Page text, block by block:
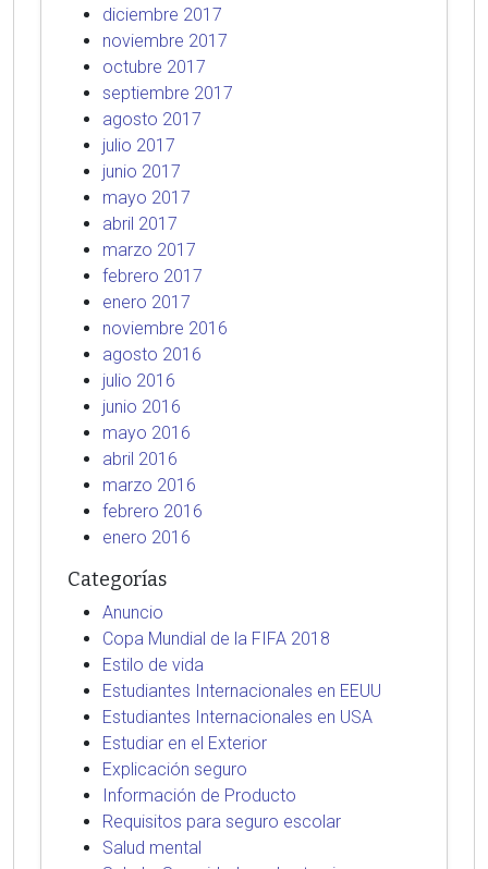
diciembre 2017
noviembre 2017
octubre 2017
septiembre 2017
agosto 2017
julio 2017
junio 2017
mayo 2017
abril 2017
marzo 2017
febrero 2017
enero 2017
noviembre 2016
agosto 2016
julio 2016
junio 2016
mayo 2016
abril 2016
marzo 2016
febrero 2016
enero 2016
Categorías
Anuncio
Copa Mundial de la FIFA 2018
Estilo de vida
Estudiantes Internacionales en EEUU
Estudiantes Internacionales en USA
Estudiar en el Exterior
Explicación seguro
Información de Producto
Requisitos para seguro escolar
Salud mental